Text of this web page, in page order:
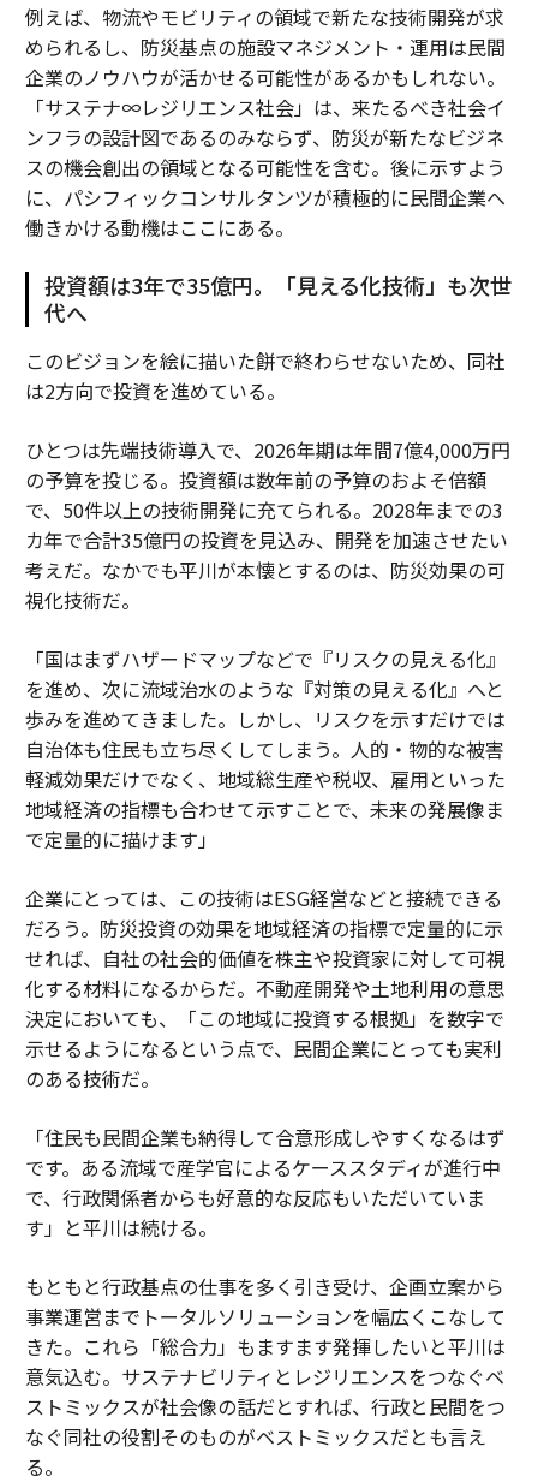
例えば、物流やモビリティの領域で新たな技術開発が求
められるし、防災基点の施設マネジメント・運用は民間
企業のノウハウが活かせる可能性があるかもしれない。
「サステナ∞レジリエンス社会」は、来たるべき社会イ
ンフラの設計図であるのみならず、防災が新たなビジネ
スの機会創出の領域となる可能性を含む。後に示すよう
に、パシフィックコンサルタンツが積極的に民間企業へ
働きかける動機はここにある。
投資額は3年で35億円。「見える化技術」も次世
代へ
このビジョンを絵に描いた餅で終わらせないため、同社
は2方向で投資を進めている。
ひとつは先端技術導入で、2026年期は年間7億4,000万円
の予算を投じる。投資額は数年前の予算のおよそ倍額
で、50件以上の技術開発に充てられる。2028年までの3
カ年で合計35億円の投資を見込み、開発を加速させたい
考えだ。なかでも平川が本懐とするのは、防災効果の可
視化技術だ。
「国はまずハザードマップなどで『リスクの見える化』
を進め、次に流域治水のような『対策の見える化』へと
歩みを進めてきました。しかし、リスクを示すだけでは
自治体も住民も立ち尽くしてしまう。人的・物的な被害
軽減効果だけでなく、地域総生産や税収、雇用といった
地域経済の指標も合わせて示すことで、未来の発展像ま
で定量的に描けます」
企業にとっては、この技術はESG経営などと接続できる
だろう。防災投資の効果を地域経済の指標で定量的に示
せれば、自社の社会的価値を株主や投資家に対して可視
化する材料になるからだ。不動産開発や土地利用の意思
決定においても、「この地域に投資する根拠」を数字で
示せるようになるという点で、民間企業にとっても実利
のある技術だ。
「住民も民間企業も納得して合意形成しやすくなるはず
です。ある流域で産学官によるケーススタディが進行中
で、行政関係者からも好意的な反応もいただいていま
す」と平川は続ける。
もともと行政基点の仕事を多く引き受け、企画立案から
事業運営までトータルソリューションを幅広くこなして
きた。これら「総合力」もますます発揮したいと平川は
意気込む。サステナビリティとレジリエンスをつなぐベ
ストミックスが社会像の話だとすれば、行政と民間をつ
なぐ同社の役割そのものがベストミックスだとも言え
る。